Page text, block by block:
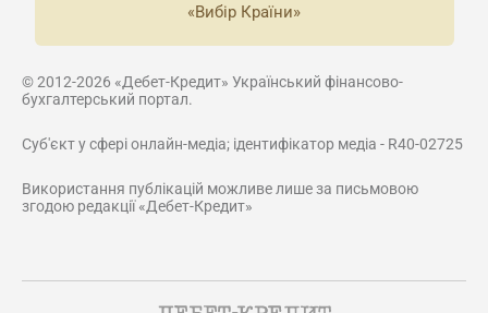
«Вибір Країни»
© 2012-2026 «Дебет-Кредит» Український фінансово-
бухгалтерський портал.
Суб'єкт у сфері онлайн-медіа; ідентифікатор медіа - R40-02725
Використання публікацій можливе лише за письмовою
згодою редакції «Дебет-Кредит»